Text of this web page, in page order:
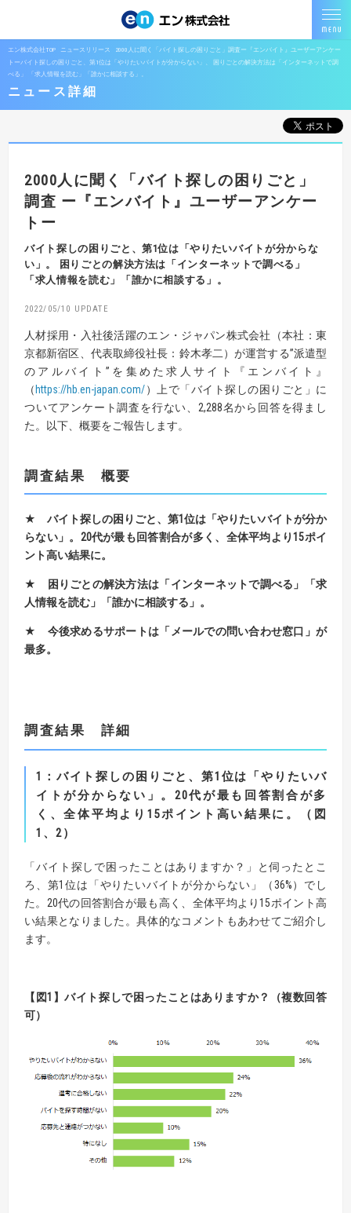
エン株式会社TOP ニュースリリース
2000人に聞く「バイト探しの困りごと」調査ー『エンバイト』ユーザーアンケー
トーバイト探しの困りごと、第1位は「やりたいバイトが分からない」、 困りごとの解決方法は「インターネットで調
べる」 「求人情報を読む」「誰かに相談する」。
ニュース詳細
2000人に聞く「バイト探しの困りごと」
調査 ー『エンバイト』ユーザーアンケー
トー
バイト探しの困りごと、第1位は「やりたいバイトが分からな
い」。
困りごとの解決方法は「インターネットで調べる」
「求人情報を読む」「誰かに相談する」。
2022/05/10
人材採用・入社後活躍のエン・ジャパン株式会社（本社：東
京都新宿区、代表取締役社長：鈴木孝二）が運営する”派遣型
のアルバイト”を集めた求人サイト『エンバイト』
（ https://hb.en-japan.com/）上で「バイト探しの困りごと」に
ついてアンケート調査を行ない、2,288名から回答を得まし
た。以下、概要をご報告します。
調査結果 概要
★ バイト探しの困りごと、第1 位は「やりたいバイトが分か
らない」。 20代が最も回答割合が多く、全体平均より15ポイ
ント高い結果に。
★
困りごとの解決方法は「インターネットで調べる」「求
人情報を読む」
「誰かに相談する」。
★ 今後求めるサポートは「メールでの問い合わせ窓口」が
最多。
調査結果 詳細
1 ：バイト探しの困りごと、第1 位は「やりたいバ
イトが分からない」。 20代が最も回答割合が多
く、全体平均より 15ポイント高い結果に。（図
1 、 2）
「バイト探しで困ったことはありますか？」と伺ったとこ
ろ、第1位は「やりたいバイトが分からない」（36%）でし
た。20代の回答割合が最も高く、全体平均より15ポイント高
い結果となりました。具体的なコメントもあわせてご紹介し
ます。
【 図1】バイト探しで困ったことはありますか？（複数回答
可）